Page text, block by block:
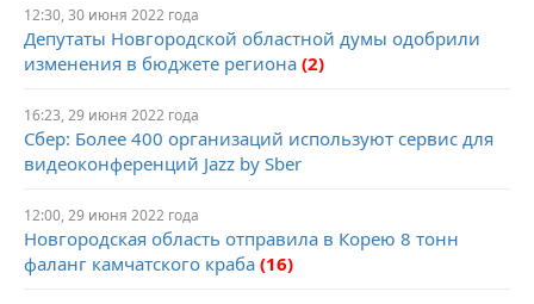
12:30, 30 июня 2022 года
Депутаты Новгородской областной думы одобрили
изменения в бюджете региона (2)
16:23, 29 июня 2022 года
Сбер: Более 400 организаций используют сервис для
видеоконференций Jazz by Sber
12:00, 29 июня 2022 года
Новгородская область отправила в Корею 8 тонн
фаланг камчатского краба (16)